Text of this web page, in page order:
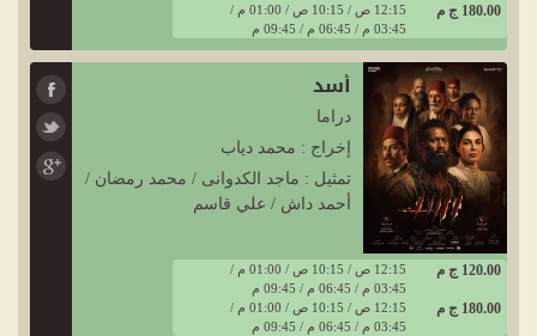
180.00 ج م
12:15 ص / 10:15 ص / 01:00 م /
03:45 م / 06:45 م / 09:45 م
أسد
دراما
إخراج : محمد دياب
تمثيل : ماجد الكدوانى / محمد رمضان /
أحمد داش / علي قاسم
120.00 ج م
12:15 ص / 10:15 ص / 01:00 م /
03:45 م / 06:45 م / 09:45 م
180.00 ج م
12:15 ص / 10:15 ص / 01:00 م /
03:45 م / 06:45 م / 09:45 م